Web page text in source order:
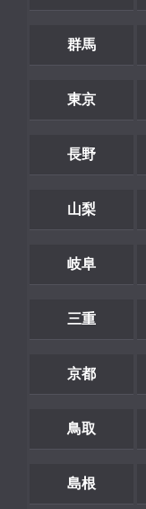
群馬
東京
長野
山梨
岐阜
三重
京都
鳥取
島根